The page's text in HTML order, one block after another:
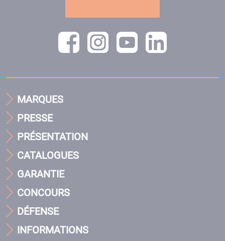
MARQUES
PRESSE
PRÉSENTATION
CATALOGUES
GARANTIE
CONCOURS
DÉFENSE
INFORMATIONS